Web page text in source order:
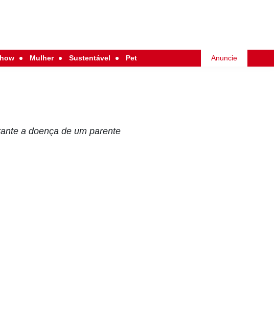
Mulher Sustentável Pet Anuncie
a doença de um parente